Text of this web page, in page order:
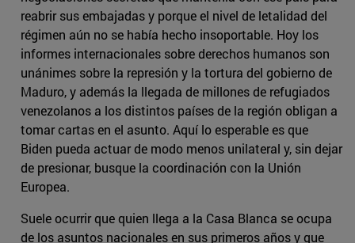
reabrir sus embajadas y porque el nivel de letalidad del
régimen aún no se había hecho insoportable. Hoy los
informes internacionales sobre derechos humanos son
unánimes sobre la represión y la tortura del gobierno de
Maduro, y además la llegada de millones de refugiados
venezolanos a los distintos países de la región obligan a
tomar cartas en el asunto. Aquí lo esperable es que
Biden pueda actuar de modo menos unilateral y, sin dejar
de presionar, busque la coordinación con la Unión
Europea.
Suele ocurrir que quien llega a la Casa Blanca se ocupa
de los asuntos nacionales en sus primeros años y que